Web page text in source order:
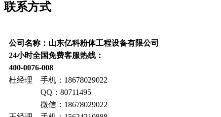
联系方式
公司名称：山东亿科粉体工程设备有限公司
24小时全国免费客服热线：
400-0076-008
杜经理 手机：18678029022
QQ：80711495
微信：18678029022